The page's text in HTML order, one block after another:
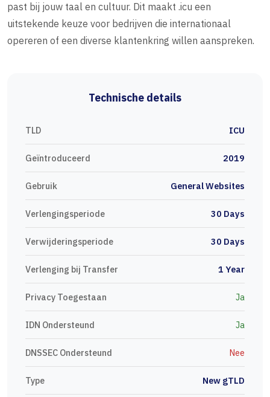
past bij jouw taal en cultuur. Dit maakt .icu een
uitstekende keuze voor bedrijven die internationaal
opereren of een diverse klantenkring willen aanspreken.
Technische details
TLD ICU
Geïntroduceerd 2019
Gebruik General Websites
Verlengingsperiode 30 Days
Verwijderingsperiode 30 Days
Verlenging bij Transfer 1 Year
Privacy Toegestaan Ja
IDN Ondersteund Ja
DNSSEC Ondersteund Nee
Type New gTLD